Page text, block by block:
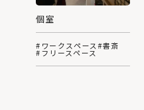
個室
#ワークスペース #書斎
#フリースペース